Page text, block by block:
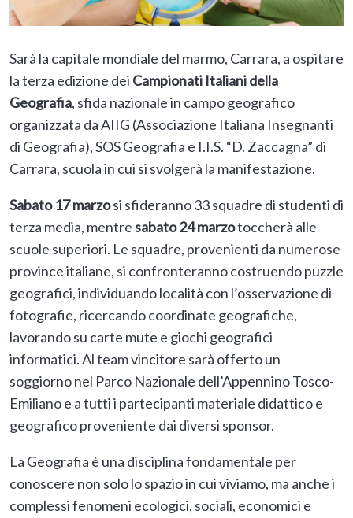
Sarà la capitale mondiale del marmo, Carrara, a ospitare
la terza edizione dei Campionati Italiani della
Geografia, sfida nazionale in campo geografico
organizzata da AIIG (Associazione Italiana Insegnanti
di Geografia), SOS Geografia e I.I.S. “D. Zaccagna” di
Carrara, scuola in cui si svolgerà la manifestazione.
Sabato 17 marzosi sfideranno 33 squadre di studenti di
terza media, mentresabato 24 marzotoccherà alle
scuole superiori. Le squadre, provenienti da numerose
province italiane, si confronteranno costruendo puzzle
geografici, individuando località con l’osservazione di
fotografie, ricercando coordinate geografiche,
lavorando su carte mute e giochi geografici
informatici. Al team vincitore sarà offerto un
soggiorno nel Parco Nazionale dell’Appennino Tosco-
Emiliano e a tutti i partecipanti materiale didattico e
geografico proveniente dai diversi sponsor.
La Geografia è una disciplina fondamentale per
conoscere non solo lo spazio in cui viviamo, ma anche i
complessi fenomeni ecologici, sociali, economici e